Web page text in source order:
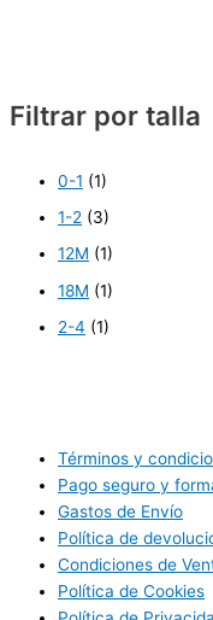
Filtrar por talla
0-1 (1)
1-2 (3)
12M (1)
18M (1)
2-4 (1)
Términos y
Pago seguro y
Gastos de Envío
Política de
Condiciones de
Política de Cookies